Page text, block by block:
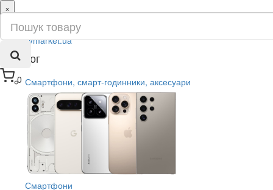
0
×
ru
ua
Каталог
Смартфони, смарт-годинники, аксесуари
Смартфони